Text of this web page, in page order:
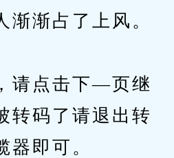
渐占了上风。
点击下—页继
转码了请退出转
器即可。